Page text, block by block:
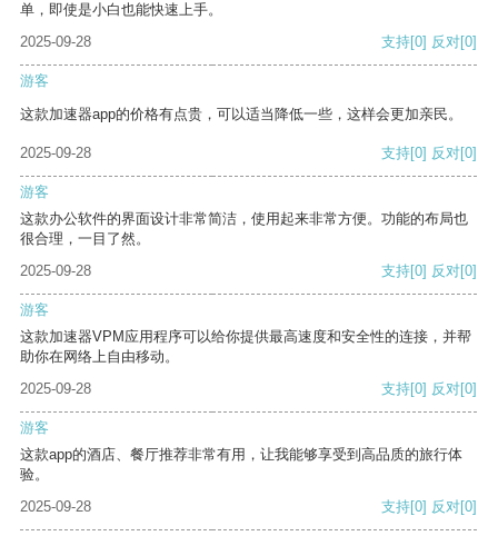
单，即使是小白也能快速上手。
2025-09-28
支持[0] 反对[0]
游客
这款加速器app的价格有点贵，可以适当降低一些，这样会更加亲民。
2025-09-28 支持[0] 反对[0]
游客
这款办公软件的界面设计非常简洁，使用起来非常方便。功能的布局也
很合理，一目了然。
2025-09-28
支持[0] 反对[0]
游客
这款加速器VPM应用程序可以给你提供最高速度和安全性的连接，并帮
助你在网络上自由移动。
2025-09-28
支持[0] 反对[0]
游客
这款app的酒店、餐厅推荐非常有用，让我能够享受到高品质的旅行体
验。
2025-09-28
支持[0] 反对[0]